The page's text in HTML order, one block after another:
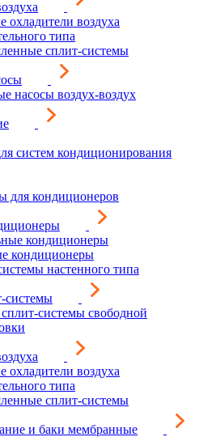
охладители воздуха
типа
сплит-системы
насосы воздух-воздух
систем кондиционирования
для кондиционеров
кондиционеры
кондиционеры
настенного типа
системы
системы свободной
охладители воздуха
типа
сплит-системы
и баки мембранные